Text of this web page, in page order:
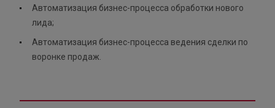
Автоматизация бизнес-процесса обработки нового
лида;
Автоматизация бизнес-процесса ведения сделки по
воронке продаж.